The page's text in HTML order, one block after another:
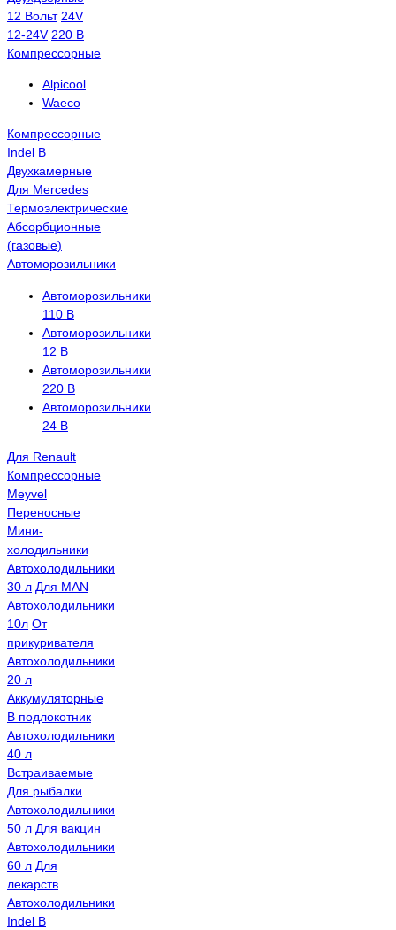
12 Вольт 24V
12-24V 220 В
Компрессорные
Alpicool
Waeco
Компрессорные
Indel B
Двухкамерные
Для Mercedes
Термоэлектрические
Абсорбционные
(газовые)
Автоморозильники
Автоморозильники
110 В
Автоморозильники
12 В
Автоморозильники
220 В
Автоморозильники
24 В
Для Renault
Компрессорные
Meyvel
Переносные
Мини-
холодильники
Автохолодильники
30 л Для MAN
Автохолодильники
10л От
прикуривателя
Автохолодильники
20 л
Аккумуляторные
В подлокотник
Автохолодильники
40 л
Встраиваемые
Для рыбалки
Автохолодильники
50 л Для вакцин
Автохолодильники
60 л Для
лекарств
Автохолодильники
Indel B